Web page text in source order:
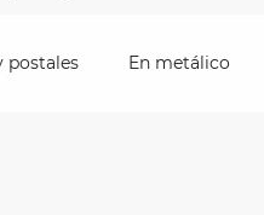
postales En metálico